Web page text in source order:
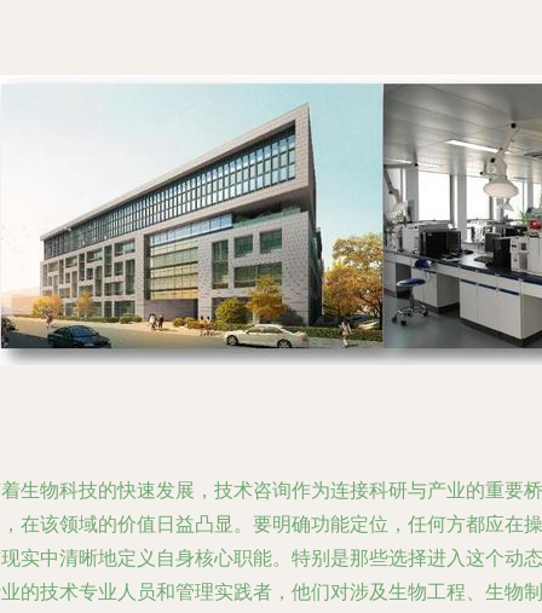
生物科技的快速发展，技术咨询作为连接科研与产业的重要桥
在该领域的价值日益凸显。要明确功能定位，任何方都应在操
实中清晰地定义自身核心职能。特别是那些选择进入这个动态
的技术专业人员和管理实践者，他们对涉及生物工程、生物制